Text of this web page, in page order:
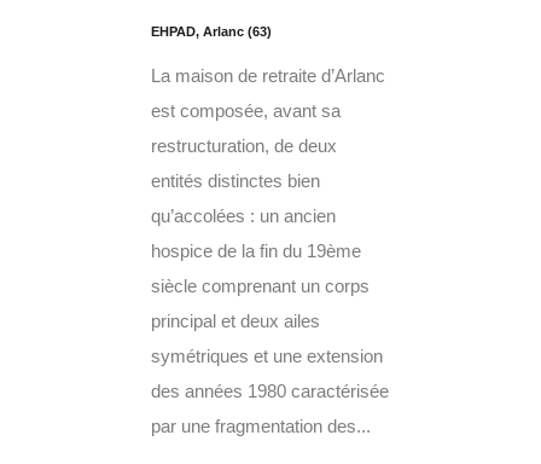
EHPAD, Arlanc (63)
La maison de retraite d’Arlanc
est composée, avant sa
restructuration, de deux
entités distinctes bien
qu’accolées : un ancien
hospice de la fin du 19ème
siècle comprenant un corps
principal et deux ailes
symétriques et une extension
des années 1980 caractérisée
par une fragmentation des...